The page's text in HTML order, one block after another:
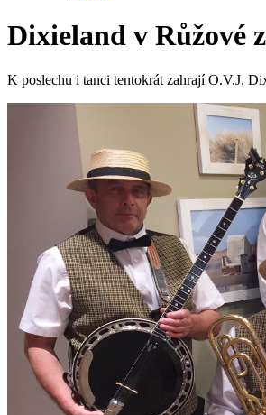
Dixieland v Růžové
K poslechu i tanci tentokrát zahrají O.V.J.